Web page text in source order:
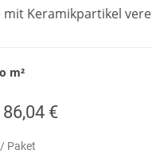
mit Keramikpartikel
m²
86,04 €
/ Paket